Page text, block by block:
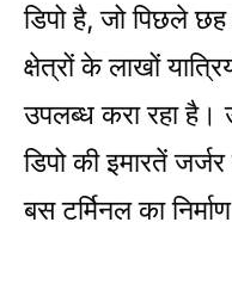
डिपो है, जो पिछले
क्षेत्रों के लाखों
उपलब्ध करा रहा
डिपो की इमारतें
बस टर्मिनल का